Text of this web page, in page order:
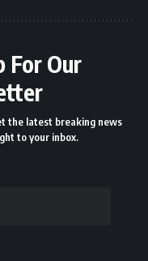
For Our
the latest breaking news
to your inbox.